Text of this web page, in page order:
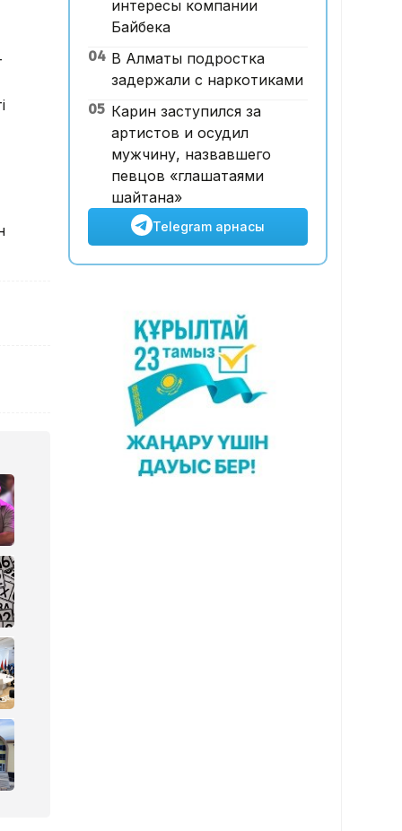
12:00, 07 Тамыз 2026
Грекия мен Арменияның
бұрынғы бас бапкері
басқаруы мүмкін
интересы компании
Байбека
04 В Алматы подростка
задержали с наркотиками
05 Карин заступился за
артистов и осудил
мужчину, назвавшего
певцов «глашатаями
шайтана»
Telegram арнасы